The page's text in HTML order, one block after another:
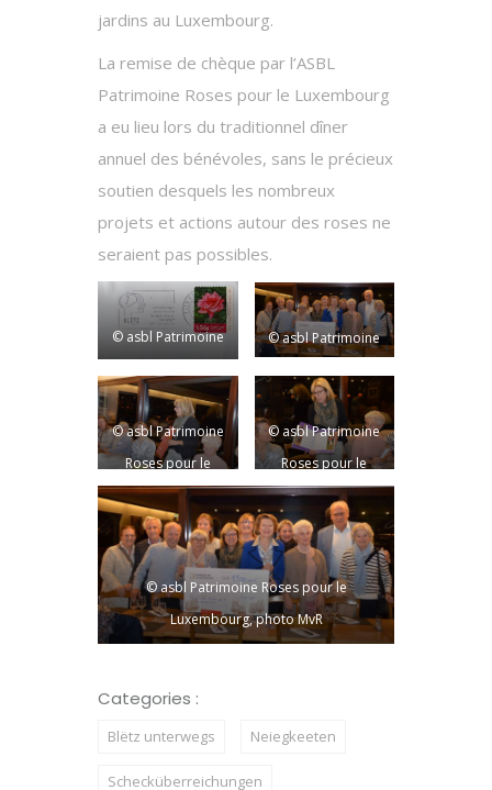
jardins au Luxembourg.
La remise de chèque par l’ASBL
Patrimoine Roses pour le Luxembourg
a eu lieu lors du traditionnel dîner
annuel des bénévoles, sans le précieux
soutien desquels les nombreux
projets et actions autour des roses ne
seraient pas possibles.
© asbl Patrimoine
Luxembourg,
photo MvR
© asbl Patrimoine
Luxembourg,
photo MvR
© asbl Patrimoine
Roses pour le
Luxembourg,
photo MvR
© asbl Patrimoine
Roses pour le
Luxembourg,
photo MvR
© asbl Patrimoine Roses pour le
Luxembourg, photo MvR
Categories :
Blëtz unterwegs Neiegkeeten
Schecküberreichungen